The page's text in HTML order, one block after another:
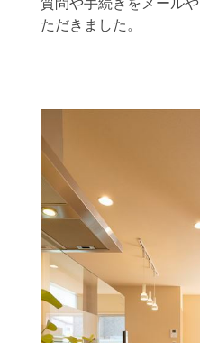
質問や手続きをメール
ただきました。